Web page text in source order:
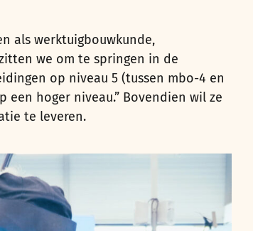
als werktuigbouwkunde,
we om te springen in de
op niveau 5 (tussen mbo-4 en
hoger niveau.” Bovendien wil ze
te leveren.